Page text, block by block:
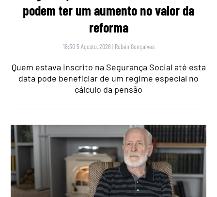
podem ter um aumento no valor da
reforma
18:30 5 Agosto, 2026 | Rubén Gonçalves
Quem estava inscrito na Segurança Social até esta
data pode beneficiar de um regime especial no
cálculo da pensão